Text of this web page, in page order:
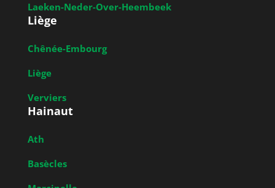
Laeken-Neder-Over-Heembeek
Liège
Chênée-Embourg
Liège
Verviers
Hainaut
Ath
Basècles